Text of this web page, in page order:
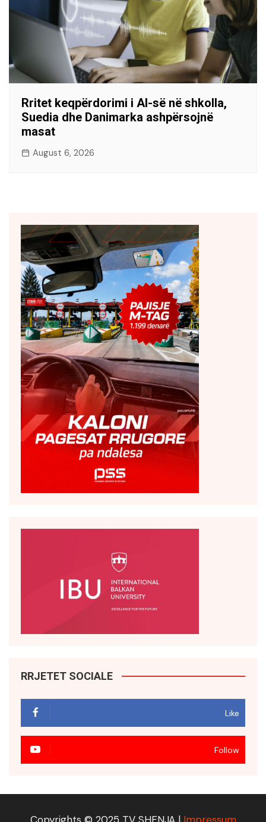
Rritet keqpërdorimi i AI-së në shkolla,
Suedia dhe Danimarka ashpërsojnë
masat
August 6, 2026
RRJETET SOCIALE
Like
Follow
Copyrights © 2025 TV SHENJA | Impressum